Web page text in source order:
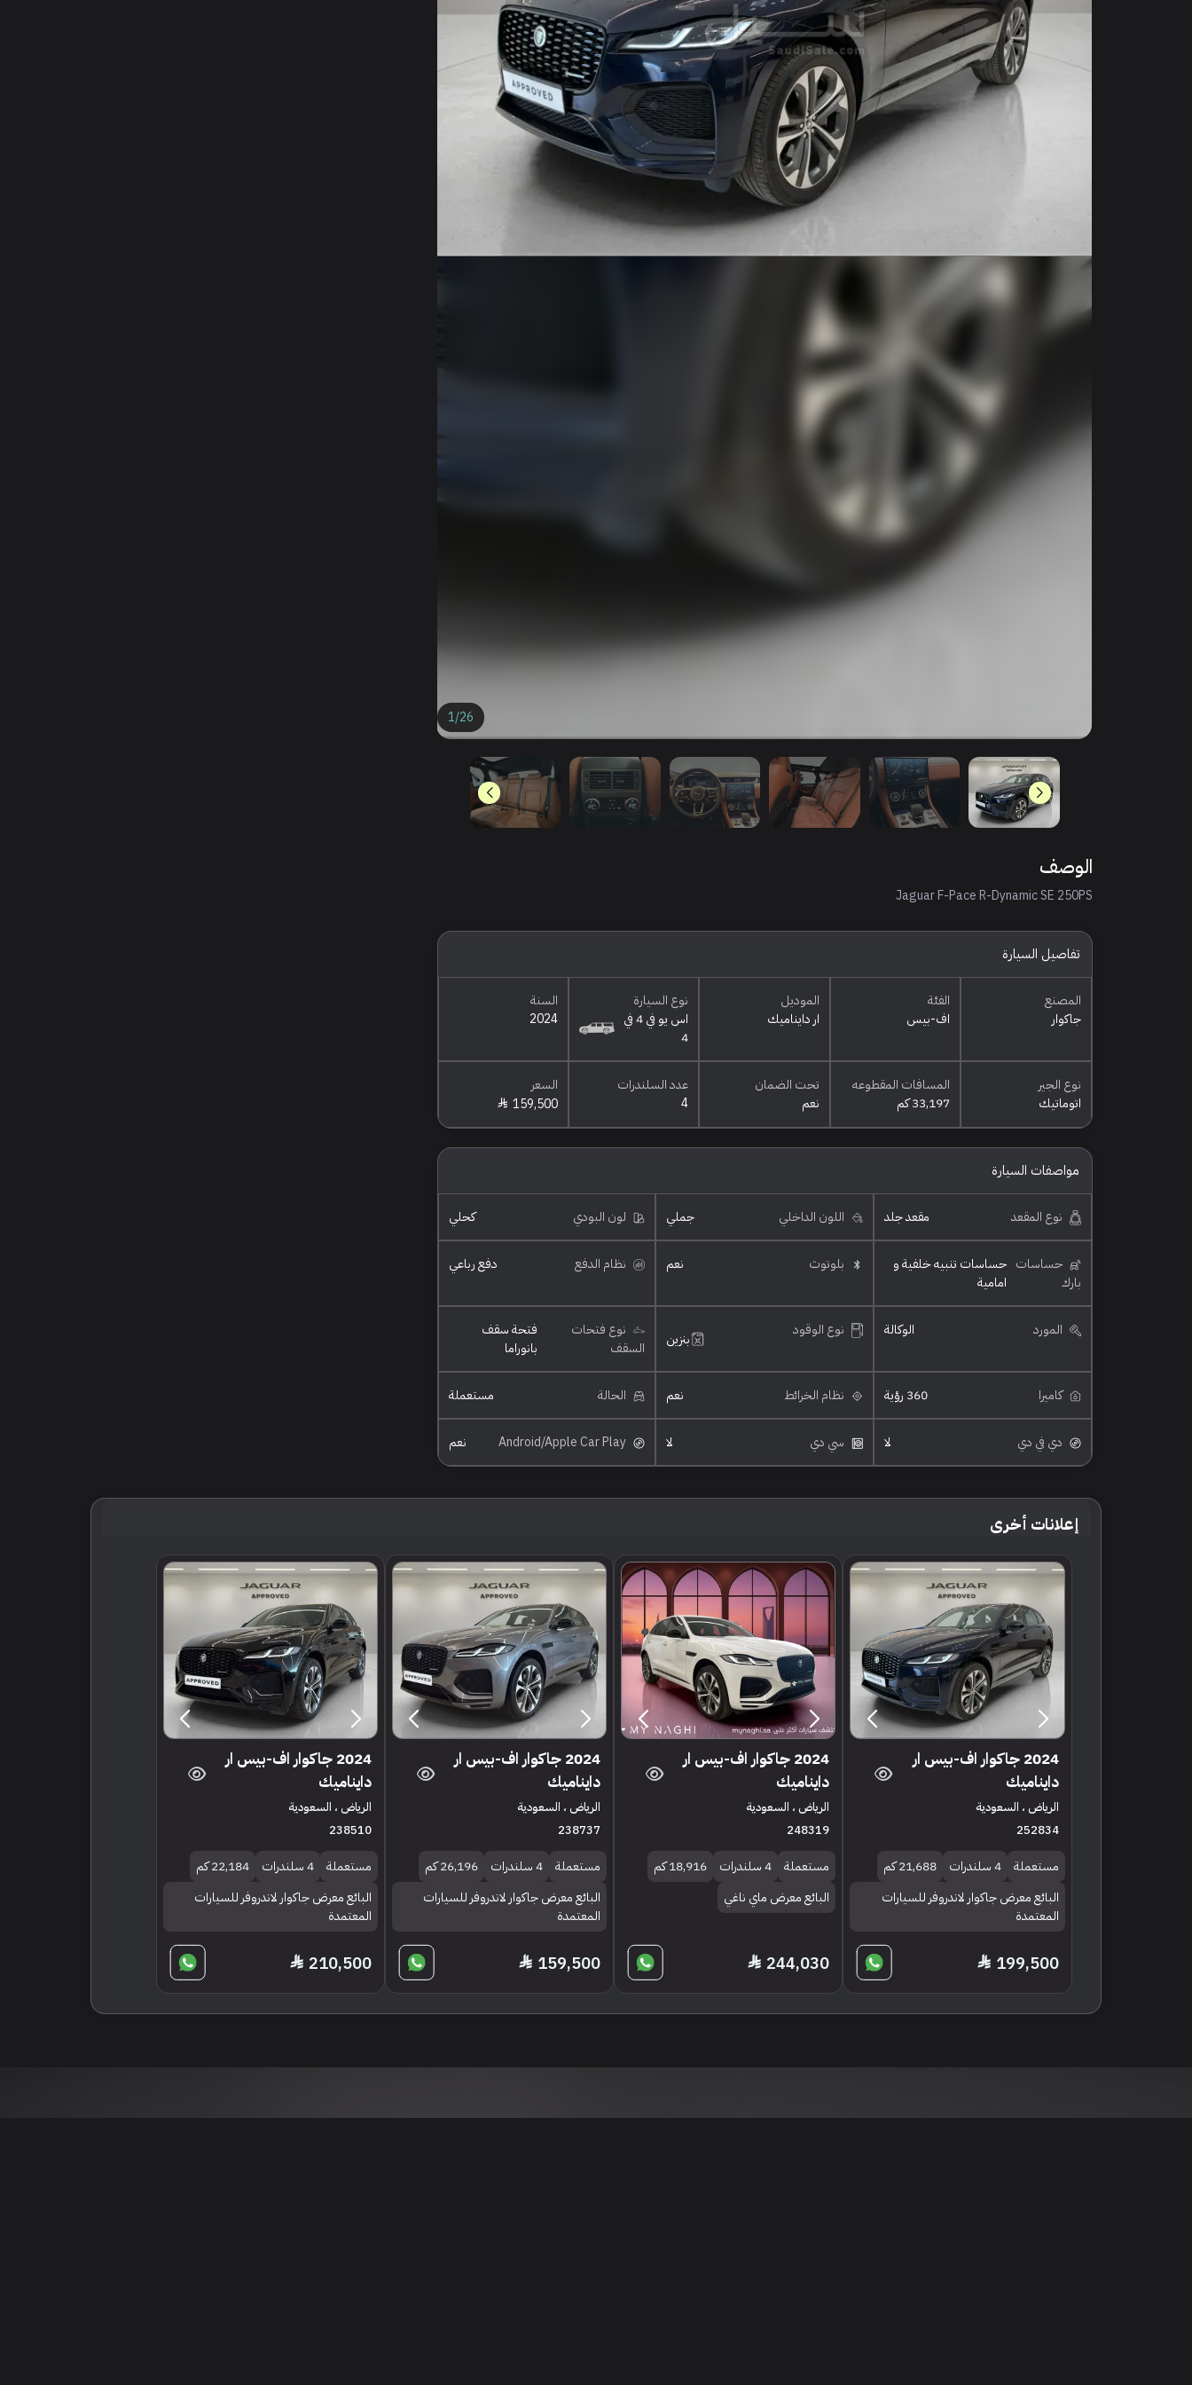
1/26
الوصف
Jaguar F-Pace R-Dynamic SE 250PS
تفاصيل السيارة
المصنع
جاكوار
الفئة
اف-بيس
الموديل
ار دايناميك
نوع السيارة
اس يو في 4 في
4
السنة
2024
نوع الجير
اتوماتيك
المسافات المقطوعه
33,197 كم
تحت الضمان
نعم
عدد السلندرات
4
السعر
159,500
مواصفات السيارة
نوع المقعد مقعد جلد اللون الداخلي جملي لون البودي كحلي
حساسات
بارك
حساسات تنبيه خلفية و
امامية
بلوتوث نعم نظام الدفع دفع رباعي
المورد الوكالة نوع الوقود بنزين
نوع فتحات
السقف
فتحة سقف
بانوراما
كاميرا 360 رؤية نظام الخرائط نعم الحالة مستعملة
دي في دي لا سي دي لا نعم
إعلانات أخرى
2024 جاكوار اف-بيس ار
دايناميك
الرياض ، السعودية
252834
مستعملة 4 سلندرات
21,688 كم
البائع معرض جاكوار لاندروفر للسيارات
المعتمدة
199,500
2024 جاكوار اف-بيس ار
دايناميك
الرياض ، السعودية
248319
مستعملة 4 سلندرات
18,916 كم
البائع معرض ماي ناغي
244,030
2024 جاكوار اف-بيس ار
دايناميك
الرياض ، السعودية
238737
مستعملة 4 سلندرات
26,196 كم
البائع معرض جاكوار لاندروفر للسيارات
المعتمدة
159,500
2024 جاكوار اف-بيس ار
دايناميك
الرياض ، السعودية
238510
مستعملة 4 سلندرات
22,184 كم
البائع معرض جاكوار لاندروفر للسيارات
المعتمدة
210,500
تنويه